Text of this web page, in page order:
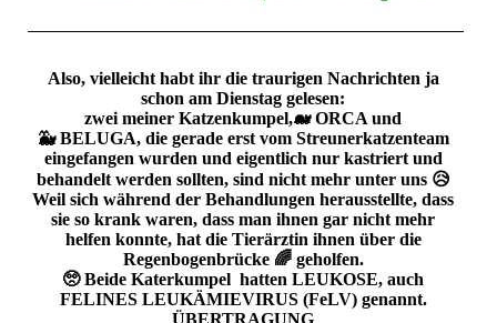
Also, vielleicht habt ihr die traurigen Nachrichten ja
schon am Dienstag gelesen:
zwei meiner Katzenkumpel,🐋 ORCA und
🐳 BELUGA, die gerade erst vom Streunerkatzenteam
eingefangen wurden und eigentlich nur kastriert und
behandelt werden sollten, sind nicht mehr unter uns 😥
Weil sich während der Behandlungen herausstellte, dass
sie so krank waren, dass man ihnen gar nicht mehr
helfen konnte, hat die Tierärztin ihnen über die
Regenbogenbrücke 🌈 geholfen.
🥺 Beide Katerkumpel hatten LEUKOSE, auch
FELINES LEUKÄMIEVIRUS (FeLV) genannt.